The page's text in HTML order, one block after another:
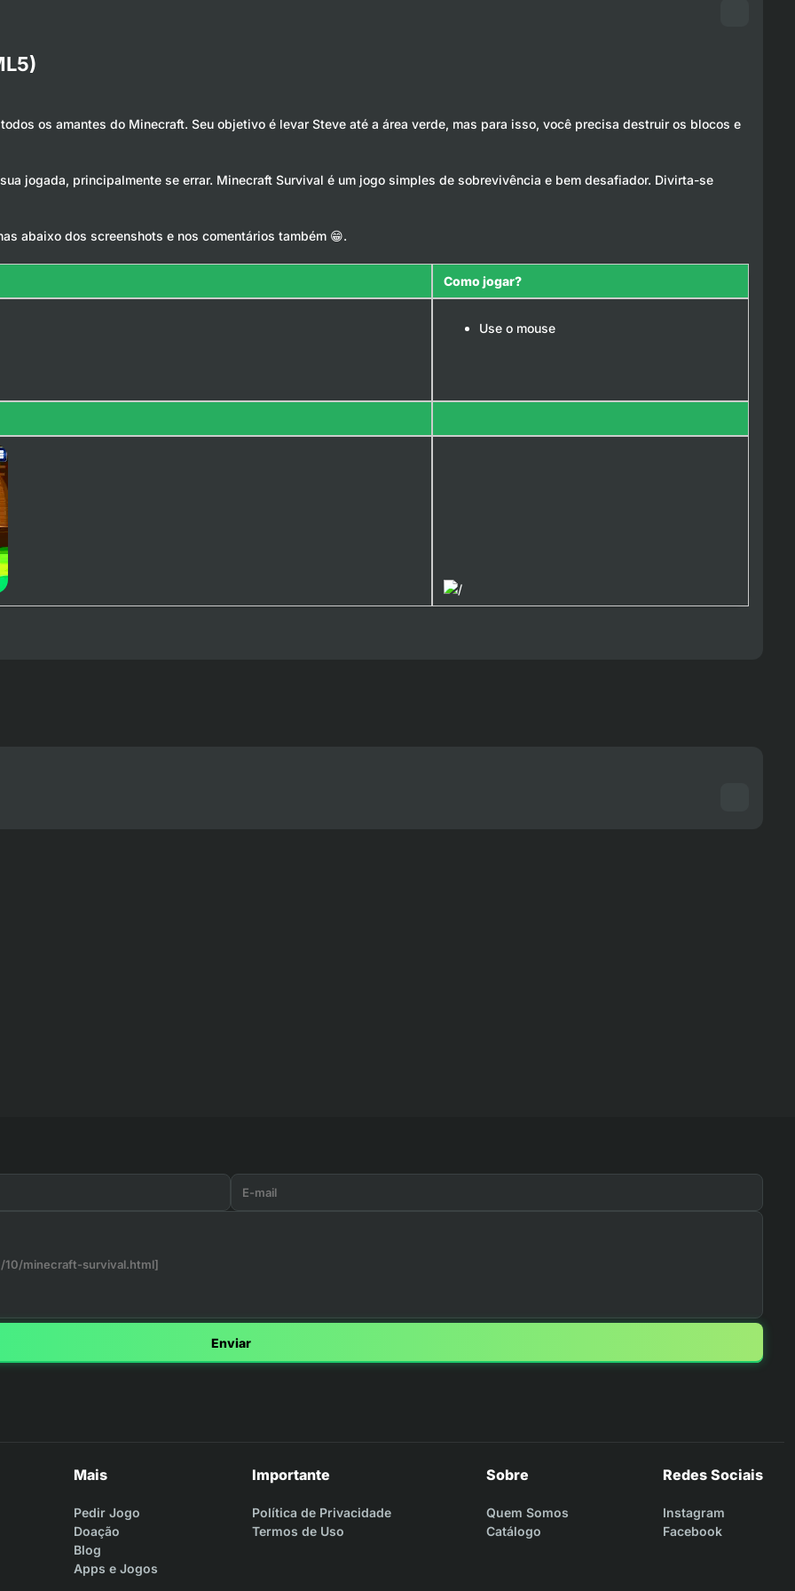
os amantes do Minecraft. Seu objetivo é levar Steve até a área verde, mas para isso, você precisa destruir os blocos e
jogada, principalmente se errar. Minecraft Survival é um jogo simples de sobrevivência e bem desafiador. Divirta-se
abaixo dos screenshots e nos comentários também 😁.
Como jogar?
Use o mouse
Enviar
Mais
Pedir Jogo
Doação
Blog
Apps e Jogos
Importante
Política de Privacidade
Termos de Uso
Sobre
Quem Somos
Catálogo
Redes Sociais
Instagram
Facebook